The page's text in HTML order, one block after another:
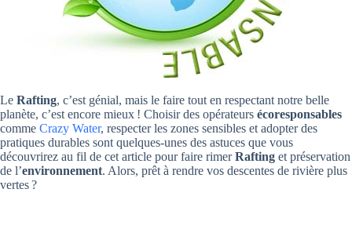
Le Rafting, c’est génial, mais le faire tout en respectant notre belle
planète, c’est encore mieux ! Choisir des opérateurs écoresponsables
comme Crazy Water, respecter les zones sensibles et adopter des
pratiques durables sont quelques-unes des astuces que vous
découvrirez au fil de cet article pour faire rimerRafting et préservation
de l’environnement. Alors, prêt à rendre vos descentes de rivière plus
vertes ?